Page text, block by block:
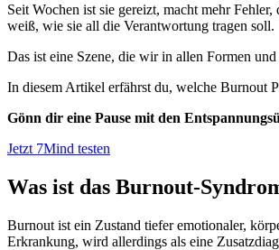
Seit Wochen ist sie gereizt, macht mehr
weiß, wie sie all die Verantwortung tragen soll.
Das ist eine Szene, die wir in allen Formen
In diesem Artikel erfährst du, welche Burnout
Gönn dir eine Pause mit den
Jetzt 7Mind testen
Was ist das Burnout-
Burnout ist ein Zustand tiefer emotionaler,
Erkrankung, wird allerdings als eine